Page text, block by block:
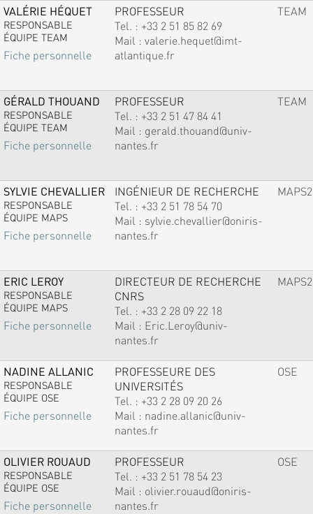
VALÉRIE HÉQUET
RESPONSABLE
ÉQUIPE TEAM
Fiche personnelle
PROFESSEUR
Tel. : +33 2 51 85 82 69
Mail : valerie.hequet@imt-
atlantique.fr
TEAM
GÉRALD THOUAND
RESPONSABLE
ÉQUIPE TEAM
Fiche personnelle
PROFESSEUR
Tel. : +33 2 51 47 84 41
Mail : gerald.thouand@univ-
nantes.fr
TEAM
SYLVIE CHEVALLIER
RESPONSABLE
ÉQUIPE MAPS
Fiche personnelle
INGÉNIEUR DE RECHERCHE
Tel. : +33 2 51 78 54 70
Mail : sylvie.chevallier@oniris-
nantes.fr
MAPS2
ERIC LEROY
RESPONSABLE
ÉQUIPE MAPS
Fiche personnelle
DIRECTEUR DE RECHERCHE
CNRS
Tel. : +33 2 28 09 22 18
Mail : Eric.Leroy@univ-
nantes.fr
MAPS2
NADINE ALLANIC
RESPONSABLE
ÉQUIPE OSE
Fiche personnelle
PROFESSEURE DES
UNIVERSITÉS
Tel. : +33 2 28 09 20 26
Mail : nadine.allanic@univ-
nantes.fr
OSE
OLIVIER ROUAUD
RESPONSABLE
ÉQUIPE OSE
Fiche personnelle
PROFESSEUR
Tel. : +33 2 51 78 54 23
Mail : olivier.rouaud@oniris-
nantes.fr
OSE